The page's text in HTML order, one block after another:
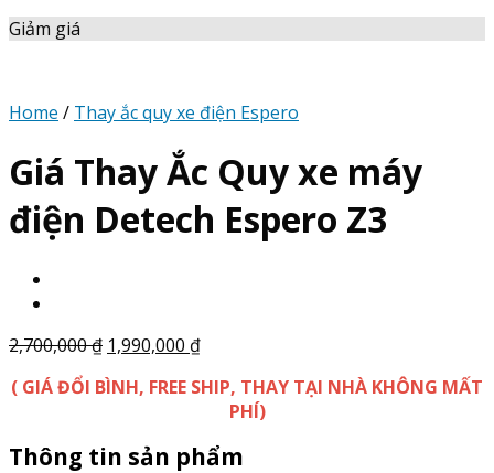
Giảm giá
Home / Thay ắc quy xe điện Espero
Giá Thay Ắc Quy xe máy
điện Detech Espero Z3
2,700,000₫ 1,990,000 ₫
( GIÁ ĐỔI BÌNH, FREE SHIP, THAY TẠI NHÀ KHÔNG MẤT
PHÍ)
Thông tin sản phẩm